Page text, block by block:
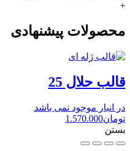
+
محصولات پیشنهادی
قالب حلال 25
در انبار موجود نمی باشد
تومان1.570.000
بستن